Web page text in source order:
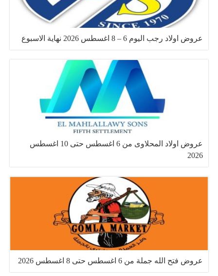
عروض اولاد رجب اليوم 6 – 8 اغسطس 2026 نهاية الاسبوع
عروض اولاد المحلاوى من 6 اغسطس حتى 10 اغسطس
2026
عروض فتح الله جملة من 6 اغسطس حتى 8 اغسطس 2026